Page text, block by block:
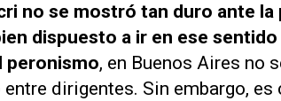
no se mostró tan duro ante la
dispuesto a ir en ese
peronismo, en Buenos Aires no
dirigentes. Sin embargo,